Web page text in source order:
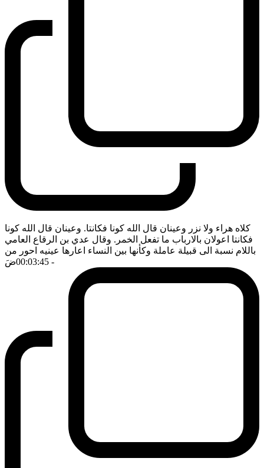
كلاه هراء ولا نزر وعينان قال الله كونا فكانتا. وعينان قال الله كونا
فكانتا اعولان بالارباب ما تفعل الخمر. وقال عدي بن الرقاع العامي
باللام نسبة الى قبيلة عاملة وكأنها بين النساء اعارها عينيه احور من
- 00:03:45
ضَ